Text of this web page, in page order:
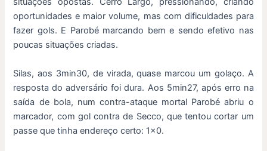
oportunidades e maior volume, mas com dificuldades para
fazer gols. E Parobé marcando bem e sendo efetivo nas
poucas situações criadas.
Silas, aos 3min30, de virada, quase marcou um golaço. A
resposta do adversário foi dura. Aos 5min27, após erro na
saída de bola, num contra-ataque mortal Parobé abriu o
marcador, com gol contra de Secco, que tentou cortar um
passe que tinha endereço certo: 1×0.